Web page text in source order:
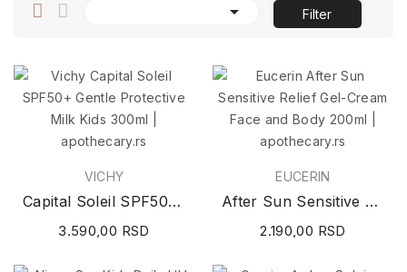
 Filter
VICHY
Capital Soleil SPF50+ Gentle Protective Milk...
3.590,00 RSD
EUCERIN
After Sun Sensitive Relief Gel-Cream Face and...
2.190,00 RSD